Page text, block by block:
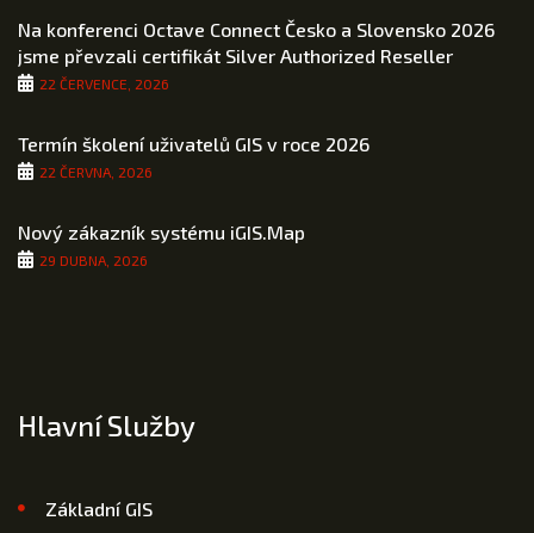
Na konferenci Octave Connect Česko a Slovensko 2026
jsme převzali certifikát Silver Authorized Reseller
22 ČERVENCE, 2026
Termín školení uživatelů GIS v roce 2026
22 ČERVNA, 2026
Nový zákazník systému iGIS.Map
29 DUBNA, 2026
Hlavní Služby
Základní GIS